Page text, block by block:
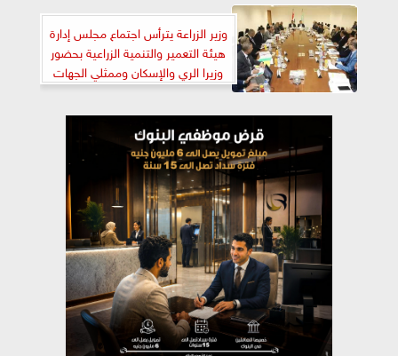
وزير الزراعة يترأس اجتماع مجلس إدارة
هيئة التعمير والتنمية الزراعية بحضور
وزيرا الري والإسكان وممثلي الجهات
المعنية